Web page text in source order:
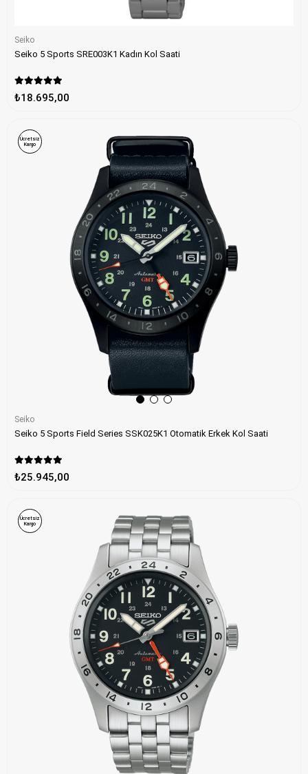
Seiko
Seiko 5 Sports SRE003K1 Kadın Kol Saati
₺18.695,00
Seiko
Seiko 5 Sports Field Series SSK025K1 Otomatik Erkek Kol Saati
₺25.945,00
Ücretsiz
Kargo
Ücretsiz
Kargo